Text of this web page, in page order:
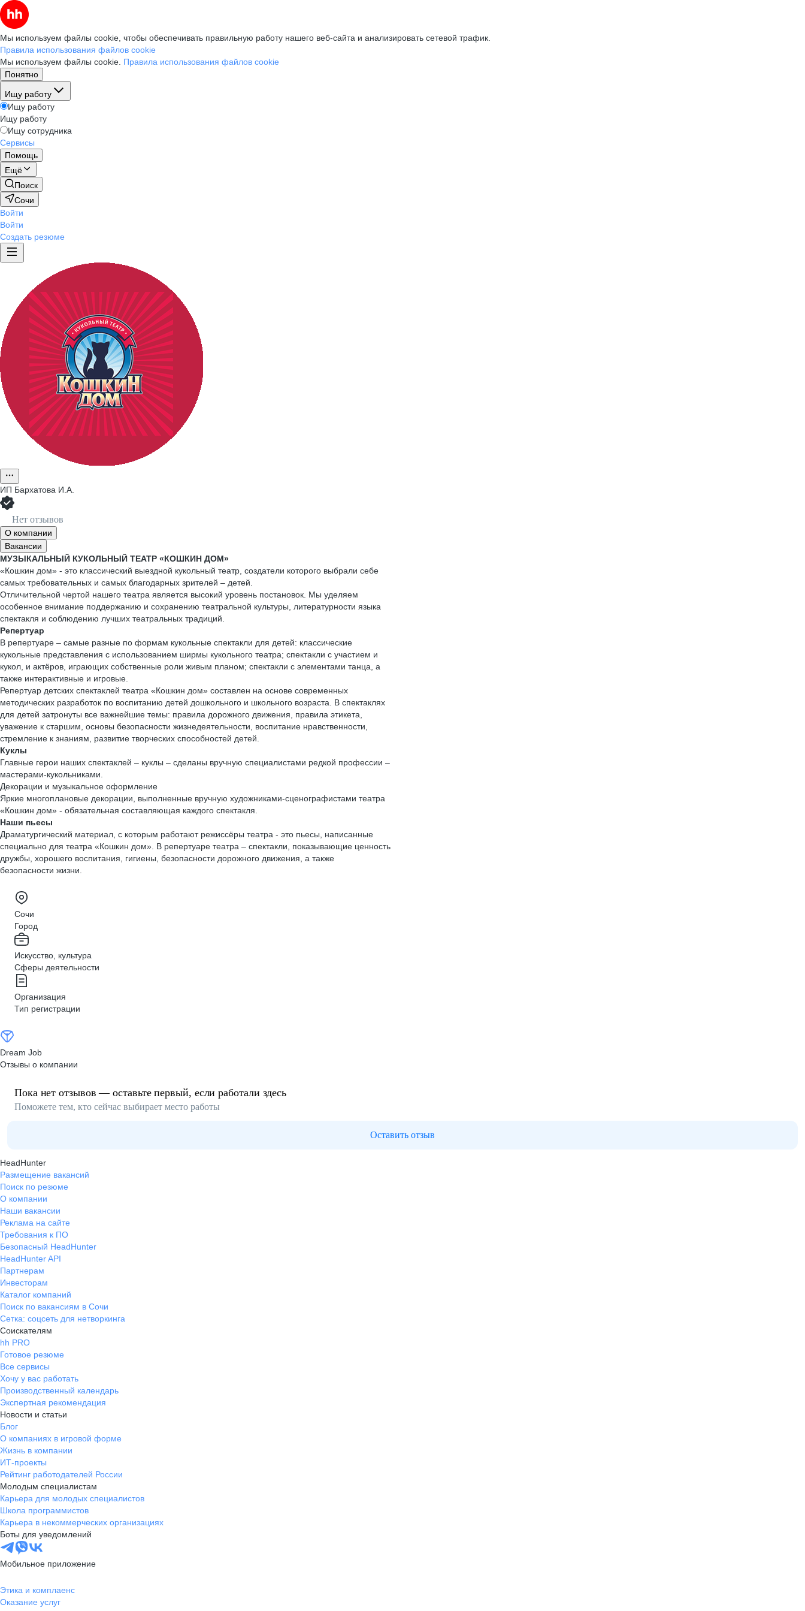
Мы используем файлы cookie, чтобы обеспечивать правильную работу нашего веб-сайта и анализировать сетевой трафик.
Правила использования файлов cookie
Мы используем файлы cookie. Правила использования файлов cookie
Понятно
Ищу работу
Ищу работу
Ищу работу
Ищу сотрудника
Сервисы
Помощь
Ещё
Поиск
Сочи
Войти
Войти
Создать резюме
ИП Бархатова И.А.
Нет отзывов
О компании
Вакансии
МУЗЫКАЛЬНЫЙ КУКОЛЬНЫЙ ТЕАТР «КОШКИН ДОМ»
«Кошкин дом» - это классический выездной кукольный театр, создатели которого выбрали себе
самых требовательных и самых благодарных зрителей – детей.
Отличительной чертой нашего театра является высокий уровень постановок. Мы уделяем
особенное внимание поддержанию и сохранению театральной культуры, литературности языка
спектакля и соблюдению лучших театральных традиций.
Репертуар
В репертуаре – самые разные по формам кукольные спектакли для детей: классические
кукольные представления с использованием ширмы кукольного театра; спектакли с участием и
кукол, и актёров, играющих собственные роли живым планом; спектакли с элементами танца, а
также интерактивные и игровые.
Репертуар детских спектаклей театра «Кошкин дом» составлен на основе современных
методических разработок по воспитанию детей дошкольного и школьного возраста. В спектаклях
для детей затронуты все важнейшие темы: правила дорожного движения, правила этикета,
уважение к старшим, основы безопасности жизнедеятельности, воспитание нравственности,
стремление к знаниям, развитие творческих способностей детей.
Куклы
Главные герои наших спектаклей – куклы – сделаны вручную специалистами редкой профессии –
мастерами-кукольниками.
Декорации и музыкальное оформление
Яркие многоплановые декорации, выполненные вручную художниками-сценографистами театра
«Кошкин дом» - обязательная составляющая каждого спектакля.
Наши пьесы
Драматургический материал, с которым работают режиссёры театра - это пьесы, написанные
специально для театра «Кошкин дом». В репертуаре театра – спектакли, показывающие ценность
дружбы, хорошего воспитания, гигиены, безопасности дорожного движения, а также
безопасности жизни.
Сочи
Город
Искусство, культура
Сферы деятельности
Организация
Тип регистрации
Dream Job
Отзывы о компании
Пока нет отзывов — оставьте первый, если работали здесь
Поможете тем, кто сейчас выбирает место работы
Оставить отзыв
HeadHunter
Размещение вакансий
Поиск по резюме
О компании
Наши вакансии
Реклама на сайте
Требования к ПО
Безопасный HeadHunter
HeadHunter API
Партнерам
Инвесторам
Каталог компаний
Поиск по вакансиям в Сочи
Сетка: соцсеть для нетворкинга
Соискателям
hh PRO
Готовое резюме
Все сервисы
Хочу у вас работать
Производственный календарь
Экспертная рекомендация
Новости и статьи
Блог
О компаниях в игровой форме
Жизнь в компании
ИТ-проекты
Рейтинг работодателей России
Молодым специалистам
Карьера для молодых специалистов
Школа программистов
Карьера в некоммерческих организациях
Боты для уведомлений
Мобильное приложение
Этика и комплаенс
Оказание услуг